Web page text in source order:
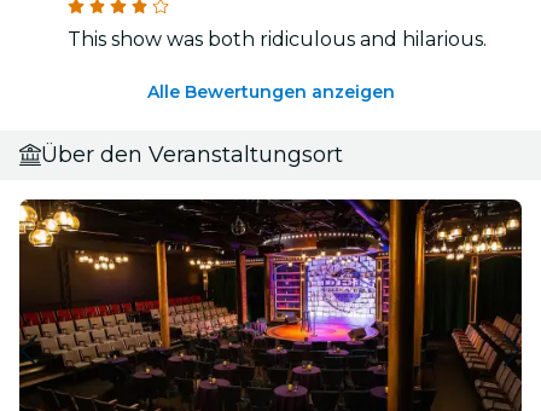
This show was both ridiculous and hilarious.
Alle Bewertungen anzeigen
Über den Veranstaltungsort